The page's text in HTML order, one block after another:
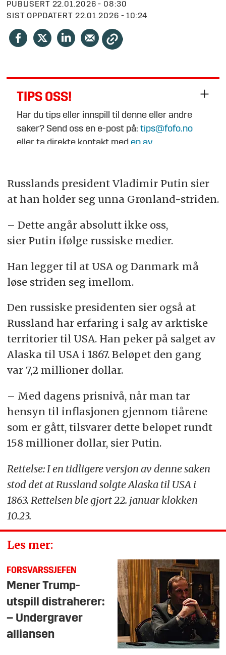
PUBLISERT
22.01.2026 - 08:30
SIST OPPDATERT
22.01.2026 - 10:24
TIPS OSS!
Har du tips eller innspill til denne eller andre
saker? Send oss en e-post på:tips@fofo.no
eller ta direkte kontakt med en av
Russlands president Vladimir Putin sier
at han holder seg unna Grønland-striden.
– Dette angår absolutt ikke oss,
sier Putin ifølge russiske medier.
Han legger til at USA og Danmark må
løse striden seg imellom.
Den russiske presidenten sier også at
Russland har erfaring i salg av arktiske
territorier til USA. Han peker på salget av
Alaska til USA i 1867. Beløpet den gang
var 7,2 millioner dollar.
– Med dagens prisnivå, når man tar
hensyn til inflasjonen gjennom tiårene
som er gått, tilsvarer dette beløpet rundt
158 millioner dollar, sier Putin.
Rettelse: I en tidligere versjon av denne saken
stod det at Russland solgte Alaska til USA i
1863. Rettelsen ble gjort 22. januar klokken
10.23.
Les mer:
FORSVARSSJEFEN
Mener Trump-
utspill distraherer:
– Undergraver
alliansen